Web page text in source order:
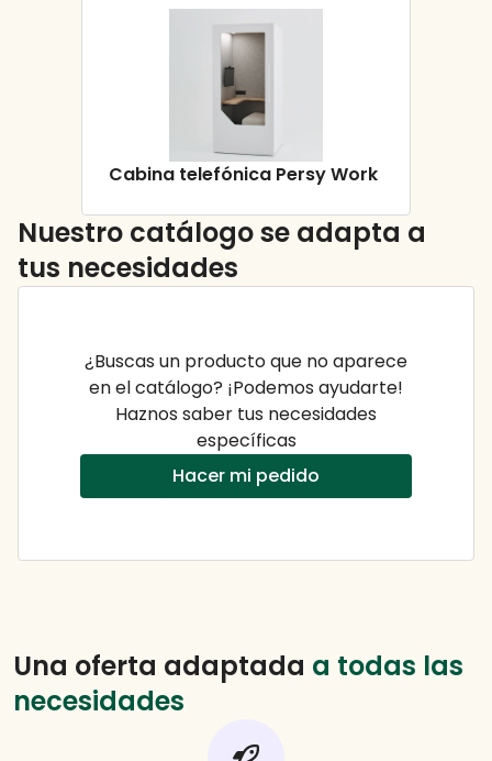
Cabina telefónica Persy Work
Nuestro catálogo se adapta a
tus necesidades
¿Buscas un producto que no aparece
en el catálogo? ¡Podemos ayudarte!
Haznos saber tus necesidades
específicas
Hacer mi pedido
Una oferta adaptada a todas las
necesidades